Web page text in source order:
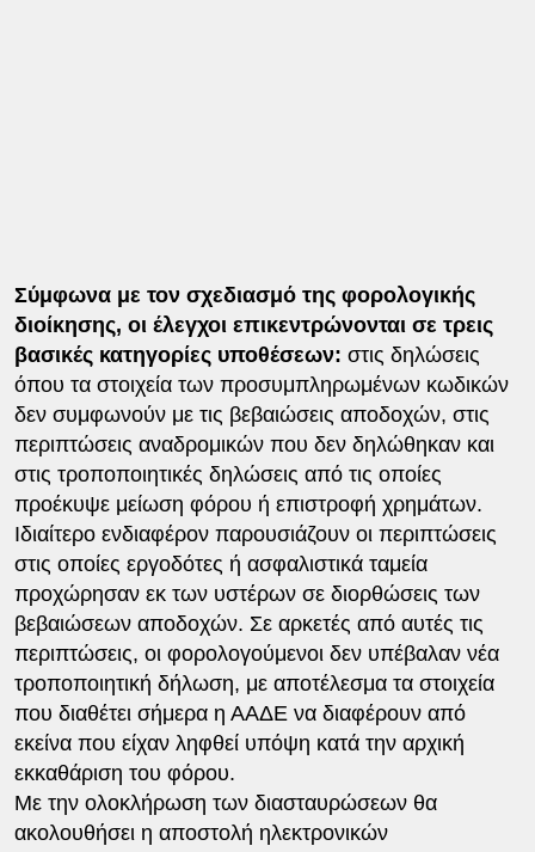
Σύμφωνα με τον σχεδιασμό της φορολογικής
διοίκησης, οι έλεγχοι επικεντρώνονται σε τρεις
βασικές κατηγορίες υποθέσεων: στις δηλώσεις
όπου τα στοιχεία των προσυμπληρωμένων κωδικών
δεν συμφωνούν με τις βεβαιώσεις αποδοχών, στις
περιπτώσεις αναδρομικών που δεν δηλώθηκαν και
στις τροποποιητικές δηλώσεις από τις οποίες
προέκυψε μείωση φόρου ή επιστροφή χρημάτων.
Ιδιαίτερο ενδιαφέρον παρουσιάζουν οι περιπτώσεις
στις οποίες εργοδότες ή ασφαλιστικά ταμεία
προχώρησαν εκ των υστέρων σε διορθώσεις των
βεβαιώσεων αποδοχών. Σε αρκετές από αυτές τις
περιπτώσεις, οι φορολογούμενοι δεν υπέβαλαν νέα
τροποποιητική δήλωση, με αποτέλεσμα τα στοιχεία
που διαθέτει σήμερα η ΑΑΔΕ να διαφέρουν από
εκείνα που είχαν ληφθεί υπόψη κατά την αρχική
εκκαθάριση του φόρου.
Με την ολοκλήρωση των διασταυρώσεων θα
ακολουθήσει η αποστολή ηλεκτρονικών